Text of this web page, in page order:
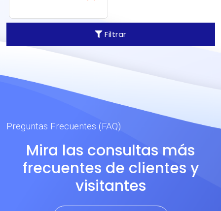
Filtrar
Fabricado y certificado en
U.S.A. en base a fibra
original Nomex® de
DuPont. Recomendado
Preguntas Frecuentes (FAQ)
Mira las consultas más
frecuentes de clientes y
visitantes